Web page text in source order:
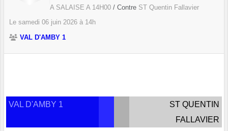
A SALAISE A 14H00 / Contre ST Quentin Fallavier
Le samedi 06 juin 2026 à 14h
VAL D'AMBY 1
VAL D'AMBY 1
ST QUENTIN
FALLAVIER